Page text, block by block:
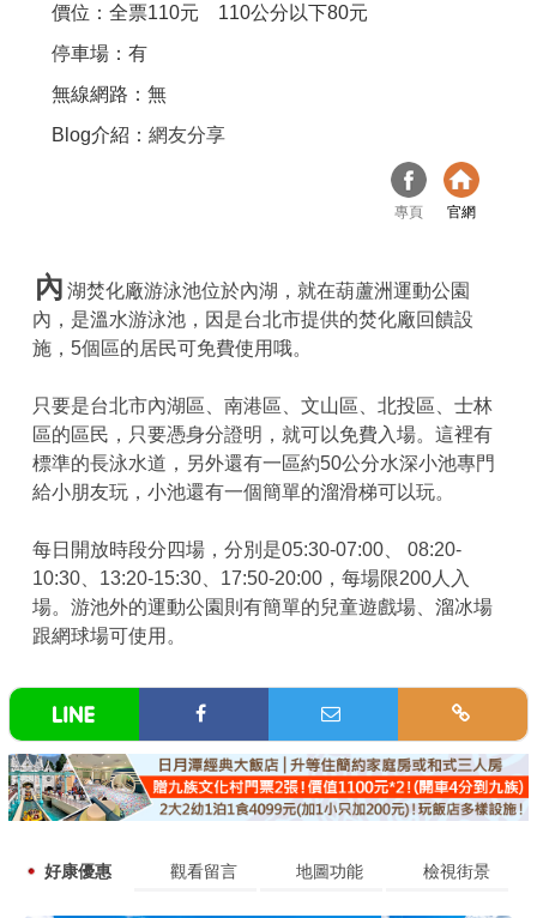
價位：全票110元 110公分以下80元
停車場：有
無線網路：無
Blog介紹： 網友分享
專頁 官網
內 湖焚化廠游泳池位於內湖，就在葫蘆洲運動公園
內，是溫水游泳池，因是台北市提供的焚化廠回饋設
施，5個區的居民可免費使用哦。
只要是台北市內湖區、南港區、文山區、北投區、士林
區的區民，只要憑身分證明，就可以免費入場。這裡有
標準的長泳水道，另外還有一區約50公分水深小池專門
給小朋友玩，小池還有一個簡單的溜滑梯可以玩。
每日開放時段分四場，分別是05:30-07:00、 08:20-
10:30、13:20-15:30、17:50-20:00，每場限200人入
場。游池外的運動公園則有簡單的兒童遊戲場、溜冰場
跟網球場可使用。
好康優惠 觀看留言 地圖功能 檢視街景